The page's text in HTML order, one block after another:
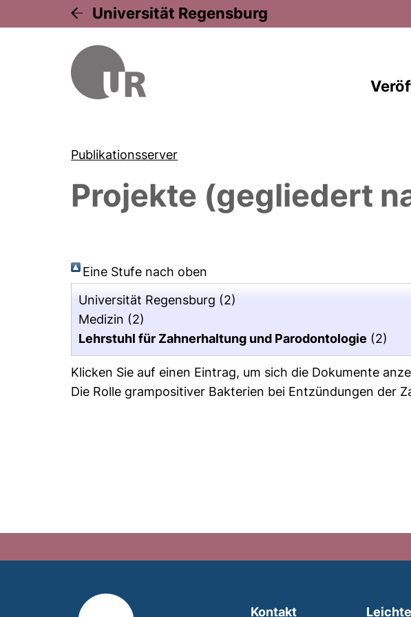
Universität Regensburg
Publikationsserver
Projekte (gegliedert
Eine Stufe nach oben
Universität Regensburg (2)
Medizin (2)
Lehrstuhl für Zahnerhaltung und Parodontologie (2)
Klicken Sie auf einen Eintrag, um sich die Dokumente
Die Rolle grampositiver Bakterien bei Entzündungen der
Kontakt